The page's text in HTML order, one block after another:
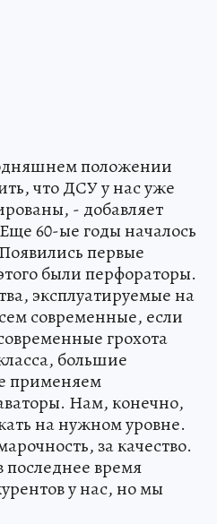
положении
что ДСУ у нас уже
- добавляет
60-ые годы началось
первые
были перфораторы.
эксплуатируемые на
современные, если
грохота
большие
применяем
Нам, конечно,
на нужном уровне.
за качество.
последнее время
у нас, но мы